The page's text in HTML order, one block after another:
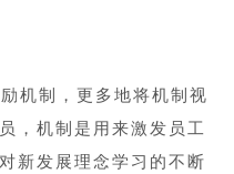
机制，更多地将机制视
，机制是用来激发员工
新发展理念学习的不断